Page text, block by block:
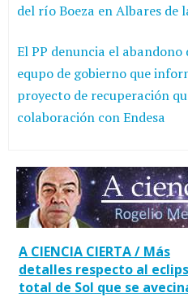
del río Boeza en Albares de
El PP denuncia el
equpo de gobierno que
proyecto de recuperación
colaboración con Endesa
A CIENCIA CIERTA / Más
detalles respecto al
total de Sol que se